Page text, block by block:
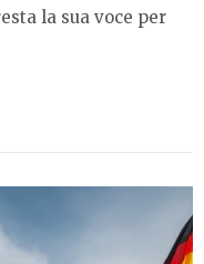
la sua voce per